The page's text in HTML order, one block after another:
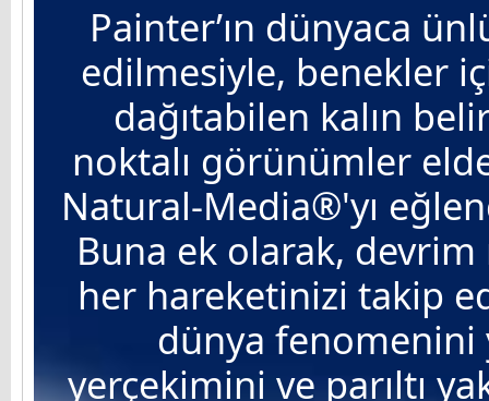
Painter’ın dünyaca
edilmesiyle, benekler
dağıtabilen kalın
noktalı görünümler
Natural-Media®'yı
Buna ek olarak, devrim
her hareketinizi takip
dünya fenomenini
yerçekimini ve parıltı